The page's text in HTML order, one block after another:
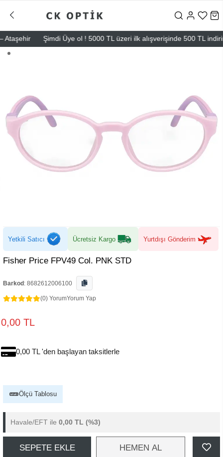
Şimdi Üye ol ! 5000 TL üzeri ilk alışverişinde 500 TL indirim
Yetkili Satıcı Ücretsiz Kargo Yurtdışı Gönderim
Fisher Price FPV49 Col. PNK STD
Barkod : 8682612006100
(0) YorumYorum Yap
0,00 TL
0,00 TL 'den başlayan taksitlerle
Ölçü Tablosu
Havale/EFT ile 0,00 TL (%3)
SEPETE EKLE HEMEN AL